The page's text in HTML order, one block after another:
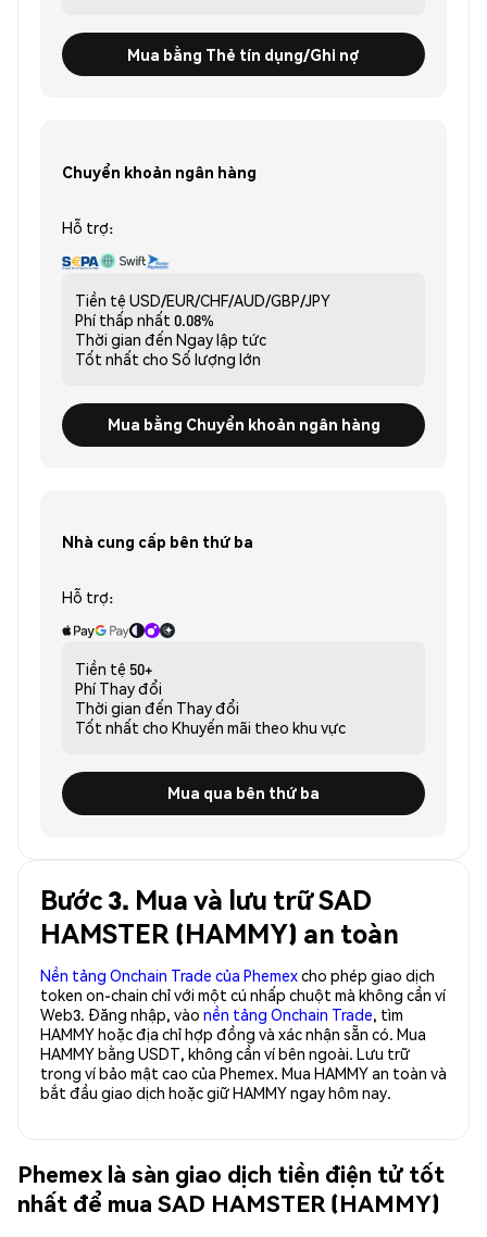
Mua bằng Thẻ tín dụng/Ghi nợ
Chuyển khoản ngân hàng
Hỗ trợ:
Tiền tệ USD/EUR/CHF/AUD/GBP/JPY
Phí thấp nhất 0.08%
Thời gian đến Ngay lập tức
Tốt nhất cho Số lượng lớn
Mua bằng Chuyển khoản ngân hàng
Nhà cung cấp bên thứ ba
Hỗ trợ:
Tiền tệ 50+
Phí Thay đổi
Thời gian đến Thay đổi
Tốt nhất cho Khuyến mãi theo khu vực
Mua qua bên thứ ba
Bước 3. Mua và lưu trữ SAD
HAMSTER (HAMMY) an toàn
Nền tảng Onchain Trade của Phemexcho phép giao dịch
token on-chain chỉ với một cú nhấp chuột mà không cần ví
Web3. Đăng nhập, vào nền tảng Onchain Trade, tìm
HAMMY hoặc địa chỉ hợp đồng và xác nhận sẵn có. Mua
HAMMY bằng USDT, không cần ví bên ngoài. Lưu trữ
trong ví bảo mật cao của Phemex. Mua HAMMY an toàn và
bắt đầu giao dịch hoặc giữ HAMMY ngay hôm nay.
Phemex là sàn giao dịch tiền điện tử tốt
nhất để mua SAD HAMSTER (HAMMY)